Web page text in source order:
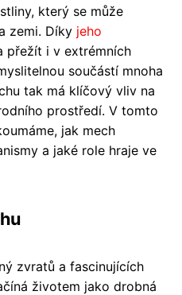
který se může
zemi. Díky jeho
přežít i v extrémních
součástí mnoha
tak má klíčový vliv na
prostředí. V tomto
jak mech
a jaké role hraje ve
zvratů a fascinujících
životem jako drobná